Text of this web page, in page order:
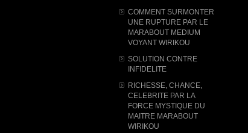
COMMENT SURMONTER
UNE RUPTURE PAR LE
MARABOUT MEDIUM
VOYANT WIRIKOU
SOLUTION CONTRE
INFIDELITE
RICHESSE, CHANCE,
CELEBRITE PAR LA
FORCE MYSTIQUE DU
MAITRE MARABOUT
WIRIKOU